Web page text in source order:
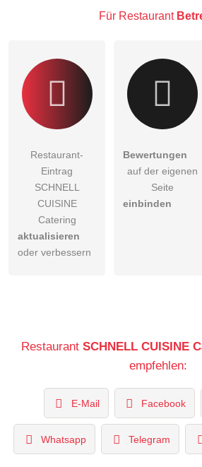
Für Restaurant
Restaurant-
Eintrag
SCHNELL
CUISINE
Catering
aktualisieren
oder verbessern
Bewertungen
auf der eigenen
Seite
einbinden
Restaurant SCHNELL CUISINE
empfehlen:
E-Mail Facebook
Whatsapp Telegram